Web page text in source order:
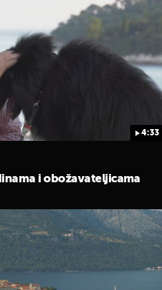
4:33
i obožavateljicama